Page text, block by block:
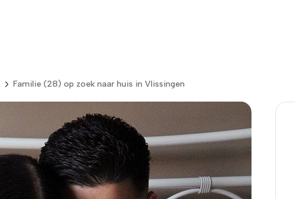
Familie (28) op zoek naar huis in Vlissingen